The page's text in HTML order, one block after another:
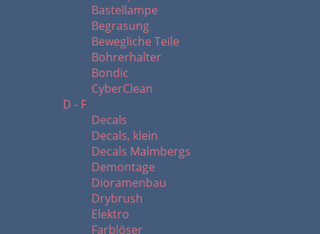
Bastellampe
Begrasung
Bewegliche Teile
Bohrerhalter
Bondic
CyberClean
D - F
Decals
Decals, klein
Decals Malmbergs
Demontage
Dioramenbau
Drybrush
Elektro
Farblöser